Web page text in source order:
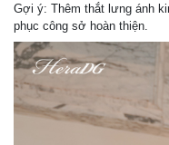
Gợi ý: Thêm thắt lưng ánh
phục công sở hoàn thiện.